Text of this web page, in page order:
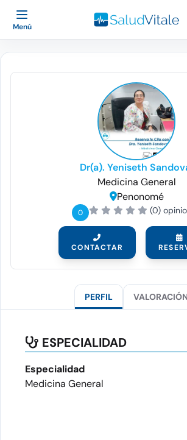
Menú
Dr(a). Yeniseth
Medicina General
Penonomé
0 (0)
CONTACTAR
PERFIL
ESPECIALIDAD
Especialidad
Medicina General